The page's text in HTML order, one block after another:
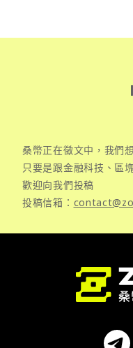
桑幣正在徵文中，我們
只要是跟金融科技、區
歡迎向我們投稿
投稿信箱：